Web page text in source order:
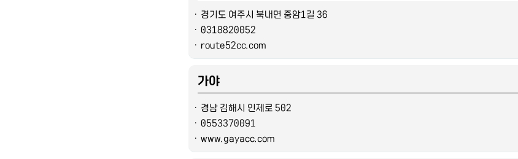
ㆍ 경기도 여주시 북내면 중암1길 36
ㆍ 0318820052
ㆍ route52cc.com
가야
ㆍ 경남 김해시 인제로 502
ㆍ 0553370091
ㆍ www.gayacc.com